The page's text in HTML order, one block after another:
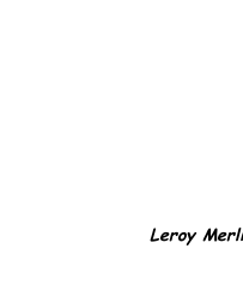
Leroy